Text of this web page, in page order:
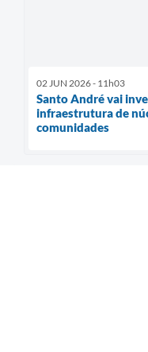
02 JUN 2026 - 11h03
Santo André vai
infraestrutura de
comunidades